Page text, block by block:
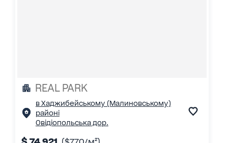
REAL PARK
в Хаджибейському (Малиновському)
районі
Овідіопольська дор.